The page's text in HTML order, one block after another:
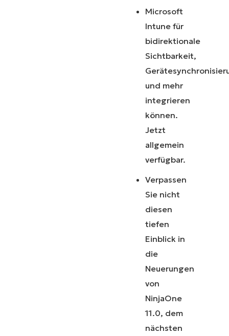
Microsoft
Intune für
bidirektionale
Sichtbarkeit,
und mehr
integrieren
können.
Jetzt
allgemein
verfügbar.
Verpassen
Sie nicht
diesen
tiefen
Einblick in
die
Neuerungen
von
NinjaOne
11.0, dem
nächsten